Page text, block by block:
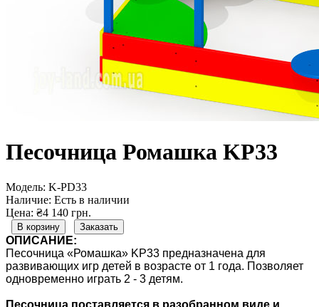
Песочница Ромашка KP33
Модель: K-PD33
Наличие: Есть в наличии
Цена: ₴4 140 грн.
В корзину Заказать
ОПИСАНИЕ:
Песочница «Ромашка» KP33 предназначена для
развивающих игр детей в возрасте от 1 года. Позволяет
одновременно играть 2 - 3 детям.
Песочница поставляется в разобранном виде и